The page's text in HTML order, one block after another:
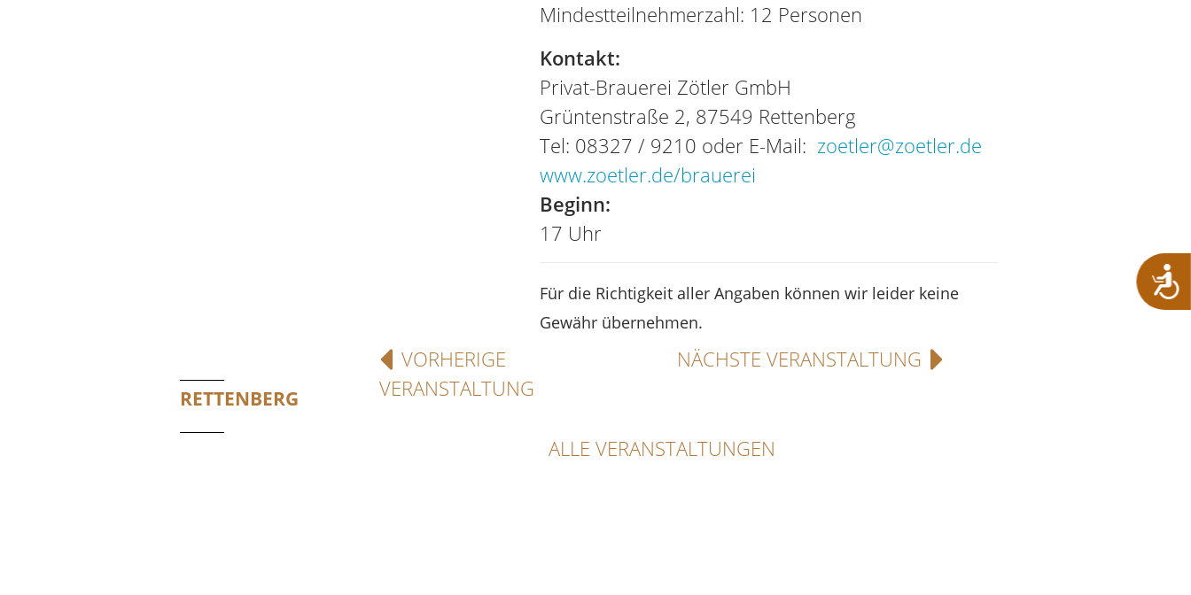
Mindestteilnehmerzahl: 12 Personen
Kontakt:
Privat-Brauerei Zötler GmbH
Grüntenstraße 2, 87549 Rettenberg
Tel: 08327 / 9210 oder E-Mail: zoetler@zoetler.de
www.zoetler.de/brauerei
Beginn:
17 Uhr
Für die Richtigkeit aller Angaben können wir leider keine
Gewähr übernehmen.
RETTENBERG
VORHERIGE
VERANSTALTUNG
NÄCHSTE VERANSTALTUNG
ALLE VERANSTALTUNGEN